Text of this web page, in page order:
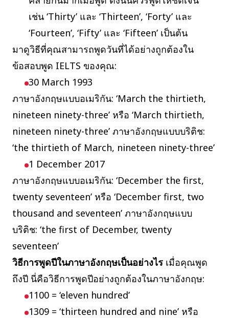
เช่น ‘Thirty’ และ ‘Thirteen’, ‘Forty’ และ
‘Fourteen’, ‘Fifty’ และ ‘Fifteen’ เป็นต้น
มาดูวิธีที่คุณสามารถพูดวันที่ได้อย่างถูกต้องใน
ข้อสอบพูด IELTS ของคุณ:
30 March 1993
ภาษาอังกฤษแบบอเมริกัน: ‘March the thirtieth,
nineteen ninety-three’ หรือ ‘March thirtieth,
nineteen ninety-three’ ภาษาอังกฤษแบบบริติช:
‘the thirtieth of March, nineteen ninety-three’
1 December 2017
ภาษาอังกฤษแบบอเมริกัน: ‘December the first,
twenty seventeen’ หรือ ‘December first, two
thousand and seventeen’ ภาษาอังกฤษแบบ
บริติช: ‘the first of December, twenty
seventeen’
วิธีการพูดปีในภาษาอังกฤษเป็นอย่างไร เมื่อคุณพูด
ถึงปี นี่คือวิธีการพูดปีอย่างถูกต้องในภาษาอังกฤษ:
1100 = ‘eleven hundred’
1309 = ‘thirteen hundred and nine’ หรือ